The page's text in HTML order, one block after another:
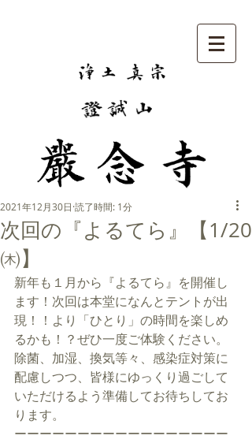
次回の『よるてら』【1/20
㈭】
2021年12月30日 読了時間: 1分
新年も１月から『よるてら』を開催し
ます！次回は本堂になんとテントが出
現！！より「ひとり」の時間を楽しめ
るかも！？ぜひ一度ご体験ください。
除菌、加湿、換気等々、感染症対策に
配慮しつつ、皆様にゆっくり過ごして
いただけるよう準備してお待ちしてお
ります。
ーーーーーーーーーーーーーーーーー